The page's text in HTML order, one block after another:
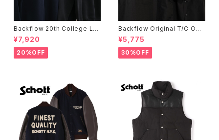
Backflow 20th College Lo
go T/C Sweat
¥7,920
20%OFF
Backflow Original T/C Ope
n Collar S/S Work Shirt
¥5,775
30%OFF